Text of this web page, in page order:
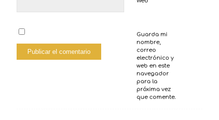
Guarda mi
nombre,
correo
electrónico y
web en este
navegador
para la
próxima vez
que comente.